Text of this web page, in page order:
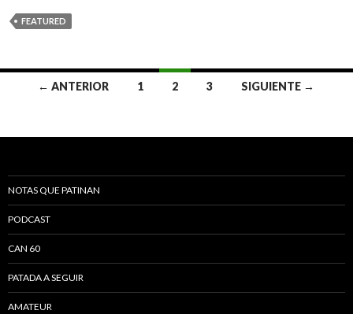
FEATURED
← ANTERIOR 1 2 3 SIGUIENTE →
NOTAS QUE PATINAN
PODCAST
CAN 60
PATADA A SEGUIR
AMATEUR